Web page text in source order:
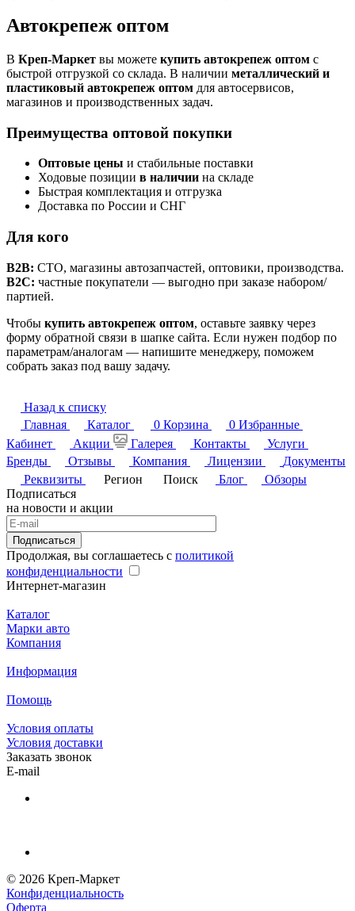
Автокрепеж оптом
В Креп-Маркет вы можете купить автокрепеж оптом с
быстрой отгрузкой со склада. В наличии металлический и
пластиковый автокрепеж оптом для автосервисов,
магазинов и производственных задач.
Преимущества оптовой покупки
Оптовые цены и стабильные поставки
Ходовые позиции в наличии на складе
Быстрая комплектация и отгрузка
Доставка по России и СНГ
Для кого
B2B: СТО, магазины автозапчастей, оптовики, производства.
B2C: частные покупатели — выгодно при заказе набором/
партией.
Чтобы купить автокрепеж оптом, оставьте заявку через
форму обратной связи в шапке сайта. Если нужен подбор по
параметрам/аналогам — напишите менеджеру, поможем
собрать заказ под вашу задачу.
Назад к списку
Главная
Каталог 0 Корзина 0 Избранные
Кабинет
Акции Галерея Контакты
Услуги
Бренды
Отзывы Компания Лицензии
Документы
Реквизиты
Регион Поиск Блог
Обзоры
Подписаться
на новости и акции
Подписаться
Продолжая, вы соглашаетесь с политикой
конфиденциальности
Интернет-магазин
Каталог
Марки авто
Компания
Информация
Помощь
Условия оплаты
Условия доставки
Заказать звонок
E-mail
© 2026 Креп-Маркет
Конфиденциальность
Оферта